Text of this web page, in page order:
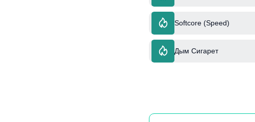
Softcore (Speed)
Дым Сигарет